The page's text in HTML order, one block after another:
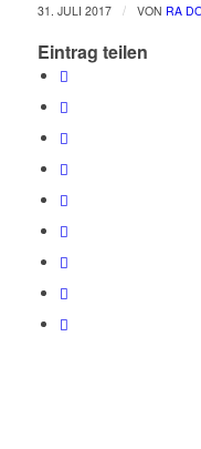
31. JULI 2017 / VON RA
Eintrag teilen